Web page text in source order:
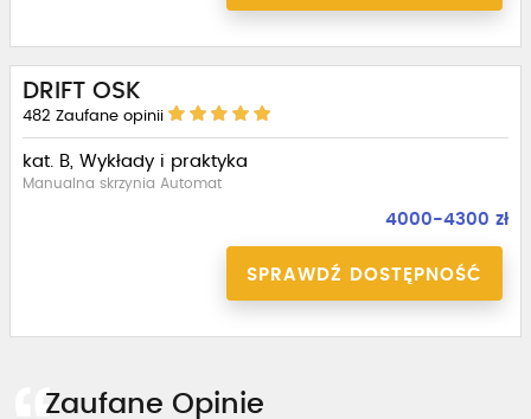
DRIFT OSK
482 Zaufane opinii
kat. B, Wykłady i praktyka
Manualna skrzynia Automat
4000-4300 zł
SPRAWDŹ DOSTĘPNOŚĆ
Zaufane Opinie